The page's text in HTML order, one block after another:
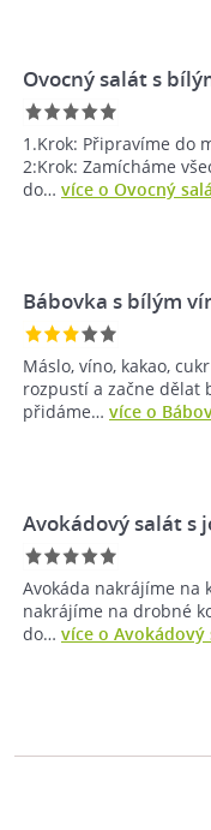
Ovocný salát s
1.Krok: Připravíme do
2:Krok: Zamícháme
do… více o Ovocný
Bábovka s bílým
Máslo, víno, kakao,
rozpustí a začne dělat
přidáme… více o
Avokádový salát s
Avokáda nakrájíme na
nakrájíme na drobné
do… více o